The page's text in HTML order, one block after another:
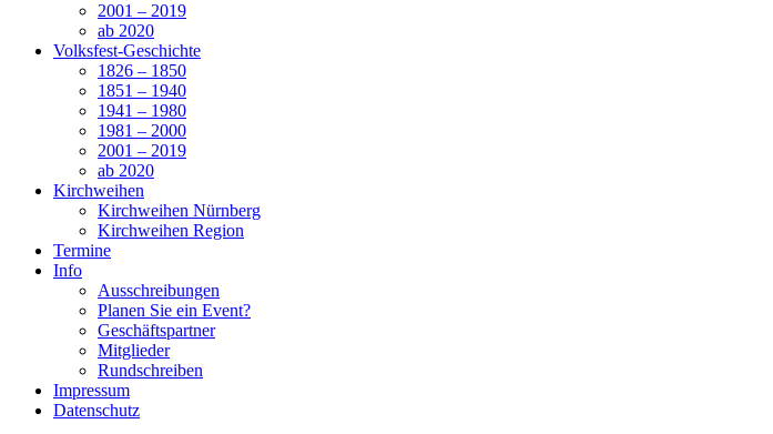
2001 – 2019
ab 2020
Volksfest-Geschichte
1826 – 1850
1851 – 1940
1941 – 1980
1981 – 2000
2001 – 2019
ab 2020
Kirchweihen
Kirchweihen Nürnberg
Kirchweihen Region
Termine
Info
Ausschreibungen
Planen Sie ein Event?
Geschäftspartner
Mitglieder
Rundschreiben
Impressum
Datenschutz